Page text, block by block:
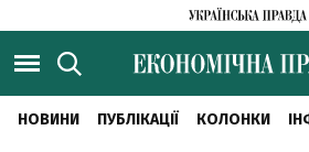
НОВИНИ ПУБЛІКАЦІЇ КОЛОНКИ